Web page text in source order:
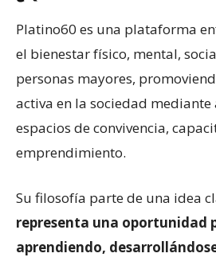
Platino60 es una plataforma
el bienestar físico, mental,
personas mayores,
activa en la sociedad mediante
espacios de convivencia,
emprendimiento.
Su filosofía parte de una idea
representa una oportunidad
aprendiendo,